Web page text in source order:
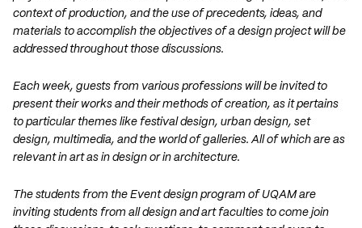
context of production, and the use of precedents, ideas, and
materials to accomplish the objectives of a design project will be
addressed throughout those discussions.
Each week, guests from various professions will be invited to
present their works and their methods of creation, as it pertains
to particular themes like festival design, urban design, set
design, multimedia, and the world of galleries. All of which are as
relevant in art as in design or in architecture.
The students from the Event design program of UQAM are
inviting students from all design and art faculties to come join